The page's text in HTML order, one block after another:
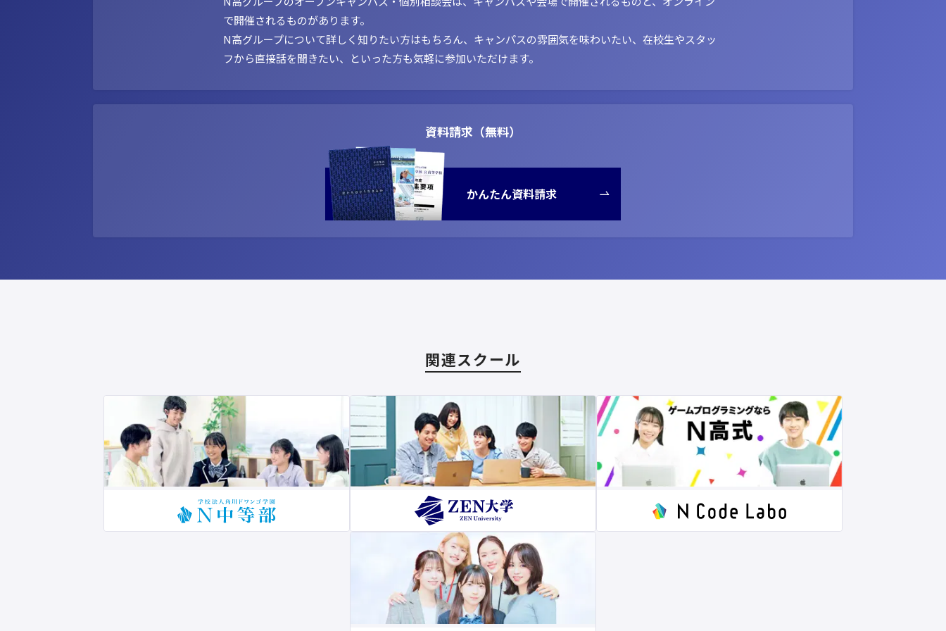
で開催されるものがあります。
N高グループについて詳しく知りたい方はもちろん、キャンパスの雰囲気を味わいたい、在校生やスタッ
フから直接話を聞きたい、といった方も気軽に参加いただけます。
資料請求（無料）
かんたん資料請求
関連スクール